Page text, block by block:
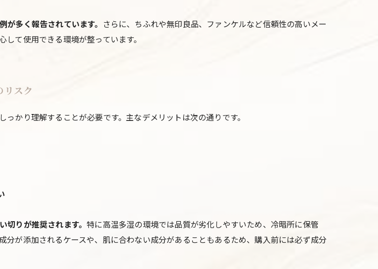
多く報告されています。 さらに、ちふれや無印良品、ファンケルなど信頼性の高いメー
て使用できる環境が整っています。
リスク
っかり理解することが必要です。主なデメリットは次の通りです。
りが推奨されます。 特に高温多湿の環境では品質が劣化しやすいため、冷暗所に保管
が添加されるケースや、肌に合わない成分があることもあるため、購入前には必ず成分